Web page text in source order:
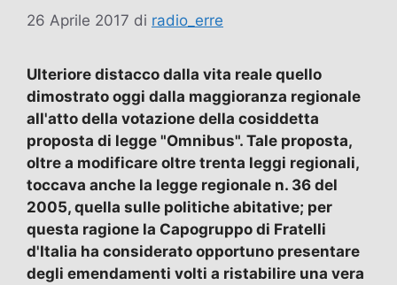
26 Aprile 2017 di radio_erre
Ulteriore distacco dalla vita reale quello
dimostrato oggi dalla maggioranza regionale
all'atto della votazione della cosiddetta
proposta di legge "Omnibus". Tale proposta,
oltre a modificare oltre trenta leggi regionali,
toccava anche la legge regionale n. 36 del
2005, quella sulle politiche abitative; per
questa ragione la Capogruppo di Fratelli
d'Italia ha considerato opportuno presentare
degli emendamenti volti a ristabilire una vera